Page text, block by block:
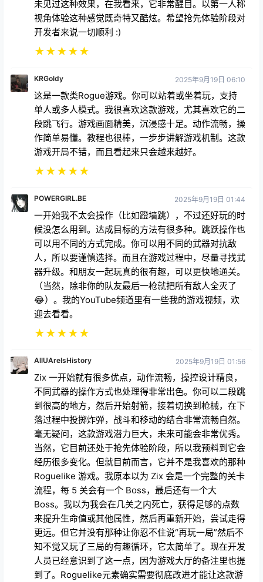
未见过这种效果，在我看来，它非常醒目。以第一人称
视角体验这种感觉既奇特又酷炫。希望抢先体验阶段对
开发者来说一切顺利 :)
★★★★★
KRGoldy 2025年9月19日 06:10
这是一款类Rogue游戏。你可以站着或坐着玩，支持
单人或多人模式。我很喜欢这款游戏，尤其喜欢它的二
段跳飞行。游戏画面精美，沉浸感十足。动作流畅，操
作简单易懂。教程也很棒，一步步讲解游戏机制。这款
游戏开局不错，而且看起来只会越来越好。
★★★★★
POWERGIRL.BE 2025年9月19日 01:44
一开始我不太会操作（比如蹬墙跳），不过还好玩的时
候没怎么用到。达成目标的方法有很多种。跳跃操作也
可以用不同的方式完成。你可以用不同的武器对抗敌
人，所以要谨慎选择。而且在游戏过程中，尽量寻找武
器升级。和朋友一起玩真的很有趣，可以更快地通关。
（当然，除非你的队友最后一枪就把所有敌人全灭了
😂）。我的YouTube频道里有一些我的游戏视频，欢
迎去看看。
★★★★★
AllUAreIsHistory 2025年9月19日 01:56
Zix 一开始就有很多优点，动作流畅，操控设计精良，
不同武器的操作方式也处理得非常出色。你可以二段跳
到很高的地方，然后开始射箭，接着切换到枪械，在下
落过程中投掷炸弹，战斗和移动的结合非常流畅自然。
毫无疑问，这款游戏潜力巨大，未来可能会非常优秀。
当然，它目前还处于抢先体验阶段，所以我预料到它会
经历很多变化。但就目前而言，它并不是我喜欢的那种
Roguelike 游戏。我原本以为 Zix 会是一个完整的关卡
流程，每 5 关会有一个 Boss，最后还有一个大
Boss。我以为我会在几关之内死亡，获得足够的点数
来提升生命值或其他属性，然后再重新开始，尝试走得
更远。但它并没有那种让你忍不住说“再玩一局”然后不
知不觉又玩了三局的有趣循环，它太简单了。现在开发
人员已经意识到了这一点，因为游戏大厅的备注里也提
到了。Roguelike元素确实需要彻底改进才能让这款游